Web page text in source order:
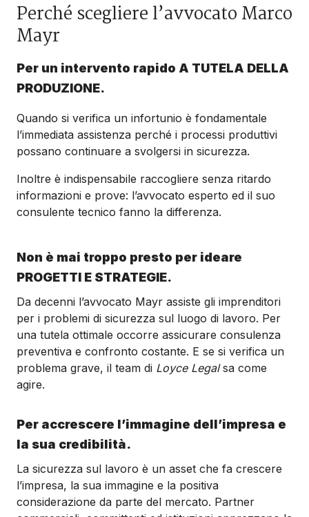
Perché scegliere l’avvocato Marco
Mayr
Per un intervento rapido A TUTELA DELLA
PRODUZIONE.
Quando si verifica un infortunio è fondamentale
l’immediata assistenza perché i processi produttivi
possano continuare a svolgersi in sicurezza.
Inoltre è indispensabile raccogliere senza ritardo
informazioni e prove: l’avvocato esperto ed il suo
consulente tecnico fanno la differenza.
Non è mai troppo presto per ideare
PROGETTI E STRATEGIE.
Da decenni l’avvocato Mayr assiste gli imprenditori
per i problemi di sicurezza sul luogo di lavoro. Per
una tutela ottimale occorre assicurare consulenza
preventiva e confronto costante. E se si verifica un
problema grave, il team di Loyce Legalsa come
agire.
Per accrescere l’immagine dell’impresa e
la sua credibilità.
La sicurezza sul lavoro è un asset che fa crescere
l’impresa, la sua immagine e la positiva
considerazione da parte del mercato. Partner